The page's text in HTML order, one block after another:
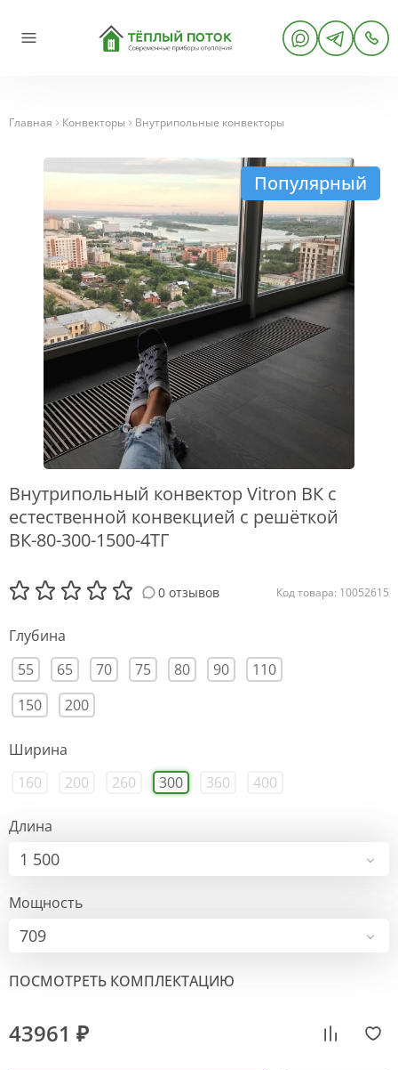
Главная Конвекторы Внутрипольные конвекторы
Популярный
Внутрипольный конвектор Vitron ВК с
естественной конвекцией с решёткой
ВК-80-300-1500-4ТГ
0 отзывов Код товара: 10052615
Глубина
55
65 70 75 80 90
110
150
200
Ширина
160
200 260 300 360 400
Длина
1 500
Мощность
709
ПОСМОТРЕТЬ КОМПЛЕКТАЦИЮ
43961 ₽